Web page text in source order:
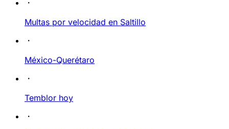
Multas por velocidad en Saltillo
México-Querétaro
Temblor hoy